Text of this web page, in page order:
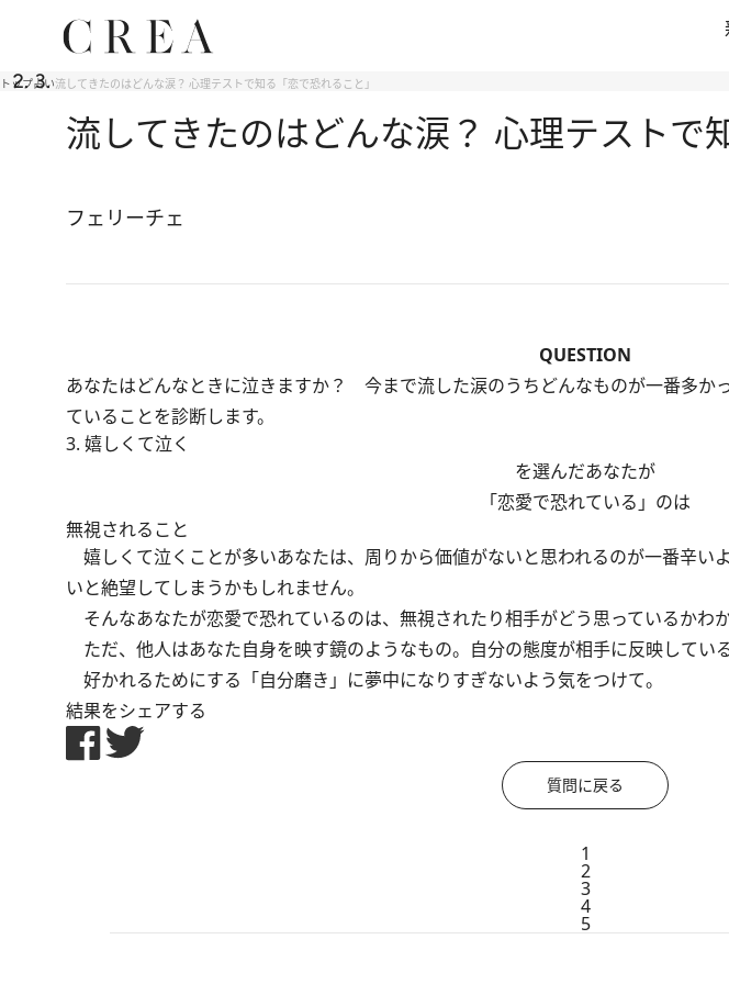
トップ占い流してきたのはどんな涙？ 心理テストで知る「恋で恐れること」
流してきたのはどんな涙？ 心理テストで
フェリーチェ
QUESTION
あなたはどんなときに泣きますか？ 今まで流した涙のうちどんなものが一番多か
ていることを診断します。
3. 嬉しくて泣く
を選んだあなたが
「恋愛で恐れている」のは
無視されること
嬉しくて泣くことが多いあなたは、周りから価値がないと思われるのが一番辛い
いと絶望してしまうかもしれません。
そんなあなたが恋愛で恐れているのは、無視されたり相手がどう思っているかわ
ただ、他人はあなた自身を映す鏡のようなもの。自分の態度が相手に反映してい
好かれるためにする「自分磨き」に夢中になりすぎないよう気をつけて。
結果をシェアする
質問に戻る
1
2
3
4
5